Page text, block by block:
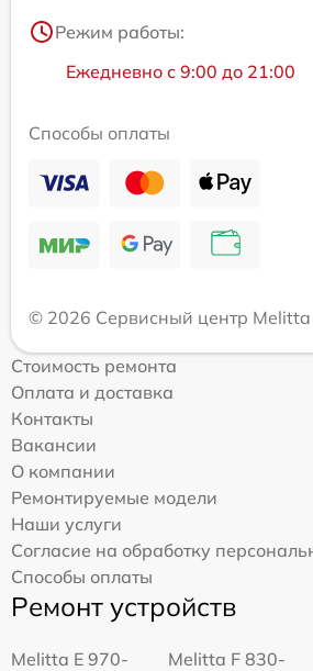
Режим работы:
Ежедневно с 9:00 до 21:00
Способы оплаты
© 2026 Сервисный центр Melitta
Стоимость ремонта
Оплата и доставка
Контакты
Вакансии
О компании
Ремонтируемые модели
Наши услуги
Согласие на обработку
Способы оплаты
Ремонт устройств
Melitta Е 970-
Melitta F 830-